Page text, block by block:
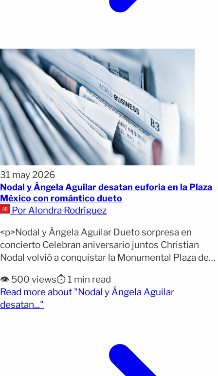
31 may 2026
Nodal y Ángela Aguilar desatan euforia en la Plaza
México con romántico dueto
Por Alondra Rodríguez
<p>Nodal y Ángela Aguilar Dueto sorpresa en
concierto Celebran aniversario juntos Christian
Nodal volvió a conquistar la Monumental Plaza de
parecía una presentación más en la capital se
transformó en un momento inolvidable cuando
Ángela Aguilar apareció sorpresivamente en el
👁️ 500 views⏱️ 1 min read
Read more about "Nodal y Ángela Aguilar
desatan..."